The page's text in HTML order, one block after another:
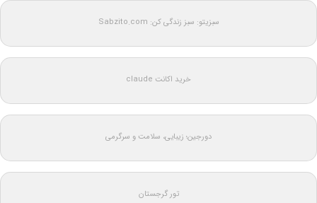
سبزیتو: سبز زندگی کن: Sabzito.com
خرید اکانت claude
دورجین؛ زیبایی، سلامت و سرگرمی
تور گرجستان